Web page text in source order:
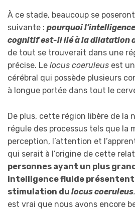
À ce stade, beaucoup se
suivante : pourquoi
cognitif est-il lié à la dilatation
de tout se trouverait dans une
précise. Le locus coeruleus est
cérébral qui possède plusieurs
à longue portée dans tout le
De plus, cette région libère de la
régule des processus tels que la
perception, l’attention et
qui serait à l’origine de cette
personnes ayant un plus
intelligence fluide présentent
stimulation du locus coeruleus.
est vrai que nous avons encore